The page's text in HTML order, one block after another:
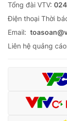
Tổng đài VTV:
Ðiện thoại Thời
Email:
Liên hệ quảng